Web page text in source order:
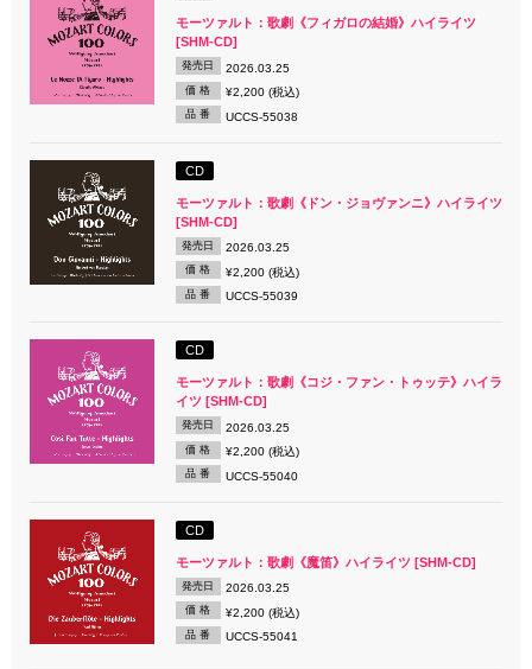
モーツァルト：歌劇《フィガロの結婚》ハイライツ
[SHM-CD]
発売日 2026.03.25
価 格 ¥2,200 (税込)
品 番 UCCS-55038
CD
モーツァルト：歌劇《ドン・ジョヴァンニ》ハイライツ
[SHM-CD]
発売日 2026.03.25
価 格 ¥2,200 (税込)
品 番 UCCS-55039
CD
モーツァルト：歌劇《コジ・ファン・トゥッテ》ハイラ
イツ [SHM-CD]
発売日 2026.03.25
価 格 ¥2,200 (税込)
品 番 UCCS-55040
CD
モーツァルト：歌劇《魔笛》ハイライツ [SHM-CD]
発売日 2026.03.25
価 格 ¥2,200 (税込)
品 番 UCCS-55041